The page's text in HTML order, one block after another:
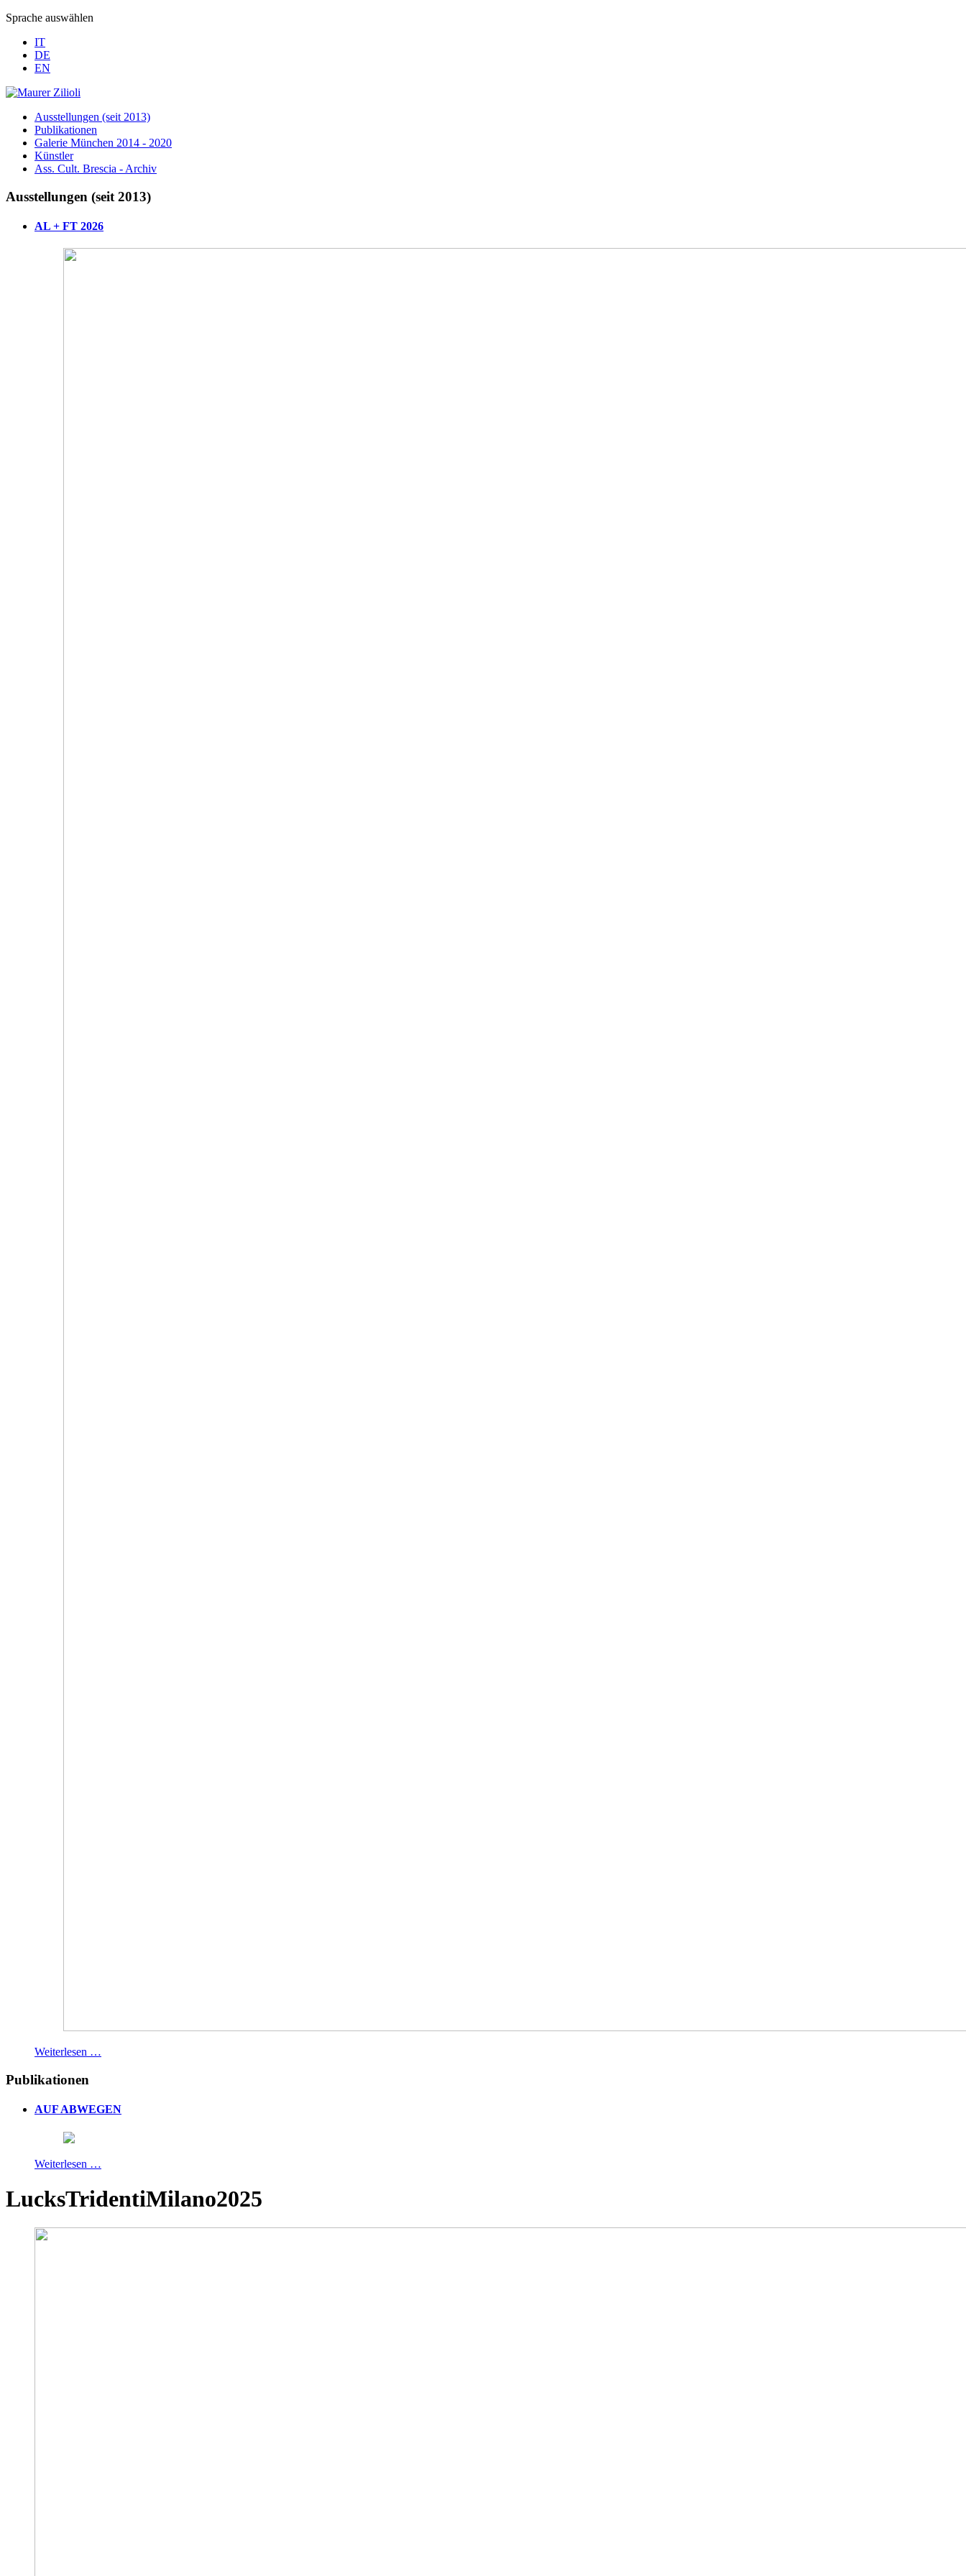
Sprache auswählen
IT
DE
EN
Ausstellungen (seit 2013)
Publikationen
Galerie München 2014 - 2020
Künstler
Ass. Cult. Brescia - Archiv
Ausstellungen (seit 2013)
AL + FT 2026
Weiterlesen …
Publikationen
AUF ABWEGEN
Weiterlesen …
LucksTridentiMilano2025